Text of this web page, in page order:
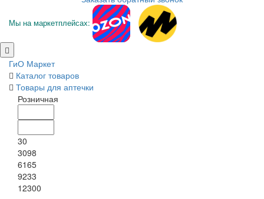
Мы на маркетплейсах:
ГиО Маркет
Каталог товаров
Товары для аптечки
Розничная
30
3098
6165
9233
12300